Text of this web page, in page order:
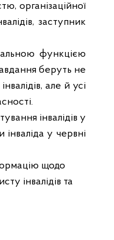
організаційної
заступник
функцією
беруть не
але й усі
інвалідів у
у червні
щодо
інвалідів та